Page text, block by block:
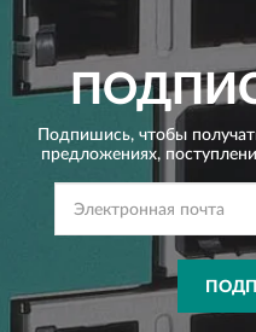
Подпишись, чтобы
предложениях,